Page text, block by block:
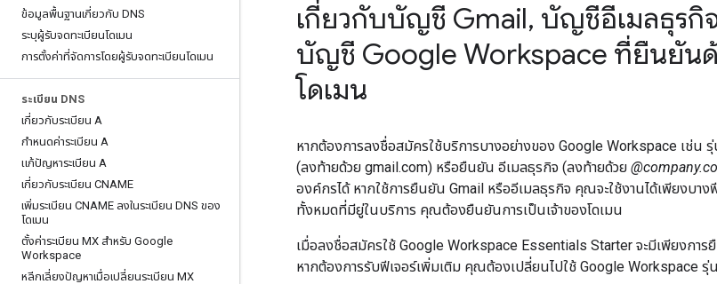
ข้อมูลพื้นฐานเกี่ยวกับ DNS
ระบุผู้รับจดทะเบียนโดเมน
การตั้งค่าที่จัดการโดยผู้รับจดทะเบียนโดเมน
ระเบียน DNS
เกี่ยวกับระเบียน A
กำหนดค่าระเบียน A
แก้ปัญหาระเบียน A
เกี่ยวกับระเบียน CNAME
เพิ่มระเบียน CNAME ลงในระเบียน DNS ของ
โดเมน
ตั้งค่าระเบียน MX สำหรับ Google
Workspace
หลีกเลี่ยงปัญหาเมื่อเปลี่ยนระเบียน MX
เกี่ยวกับบัญชี Gmail, บัญชีอีเมลธุรกิ
บัญชี Google Workspace ที่ยืนยัน
โดเมน
หากต้องการลงชื่อสมัครใช้บริการบางอย่างของ Google Workspace เช่น
(ลงท้ายด้วย gmail.com) หรือยืนยัน อีเมลธุรกิจ (ลงท้ายด้วย
องค์กรได้ หากใช้การยืนยัน Gmail หรืออีเมลธุรกิจ คุณจะใช้งานได้เพียงบาง
ทั้งหมดที่มียู่ในบริการ คุณต้องยืนยันการเป็นเจ้าของโดเมน
เมื่อลงชื่อสมัครใช้ Google Workspace Essentials Starter จะมีเพียงกา
หากต้องการรับฟีเจอร์เพิ่มเติม คุณต้องเปลี่ยนไปใช้ Google Workspace